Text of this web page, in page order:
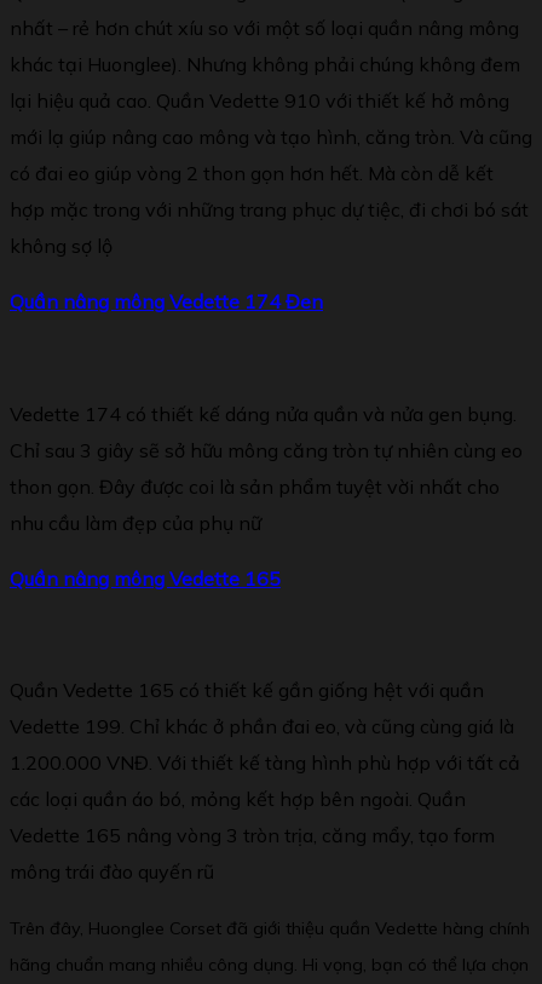
nhất – rẻ hơn chút xíu so với một số loại quần nâng mông
khác tại Huonglee). Nhưng không phải chúng không đem
lại hiệu quả cao. Quần Vedette 910 với thiết kế hở mông
mới lạ giúp nâng cao mông và tạo hình, căng tròn. Và cũng
có đai eo giúp vòng 2 thon gọn hơn hết. Mà còn dễ kết
hợp mặc trong với những trang phục dự tiệc, đi chơi bó sát
không sợ lộ
Quần nâng mông Vedette 174Đen
Vedette 174 có thiết kế dáng nửa quần và nửa gen bụng.
Chỉ sau 3 giây sẽ sở hữu mông căng tròn tự nhiên cùng eo
thon gọn. Đây được coi là sản phẩm tuyệt vời nhất cho
nhu cầu làm đẹp của phụ nữ
Quần nâng mông Vedette 165
Quần Vedette 165 có thiết kế gần giống hệt với quần
Vedette 199. Chỉ khác ở phần đai eo, và cũng cùng giá là
1.200.000 VNĐ. Với thiết kế tàng hình phù hợp với tất cả
các loại quần áo bó, mỏng kết hợp bên ngoài. Quần
Vedette 165 nâng vòng 3 tròn trịa, căng mẩy, tạo form
mông trái đào quyến rũ
Trên đây, Huonglee Corset đã giới thiệu quần Vedette hàng chính
hãng chuẩn mang nhiều công dụng. Hi vọng, bạn có thể lựa chọn